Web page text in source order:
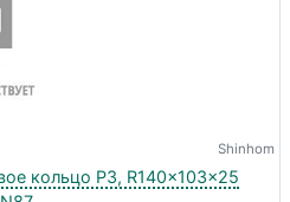
Shinhom
кольцо P3, R140x103x25